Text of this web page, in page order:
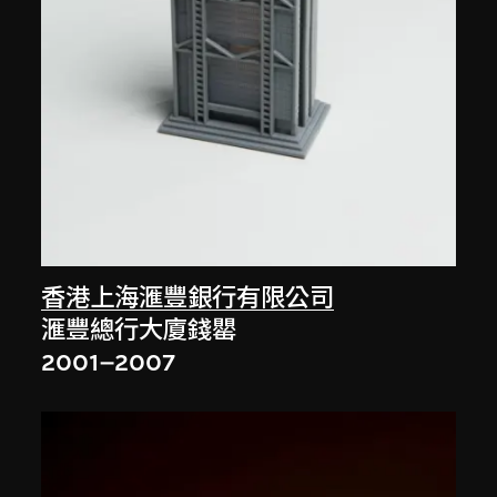
香港上海滙豐銀行有限公司
滙豐總行大廈錢罌
2001–2007